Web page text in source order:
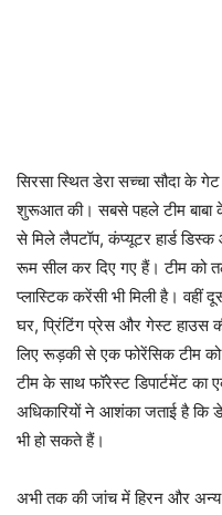
सिरसा स्थित डेरा सच्चा सौदा के
शुरूआत की। सबसे पहले टीम बाबा के
से मिले लैपटॉप, कंप्यूटर हार्ड
रूम सील कर दिए गए हैं। टीम को
प्लास्टिक करेंसी भी मिली है। वहीं
घर, प्रिंटिंग प्रेस और गेस्ट हाउस
लिए रूड़की से एक फोरेंसिक टीम को
टीम के साथ फॉरेस्ट डिपार्टमेंट का
अधिकारियों ने आशंका जताई है कि
भी हो सकते हैं।
अभी तक की जांच में हिरन और